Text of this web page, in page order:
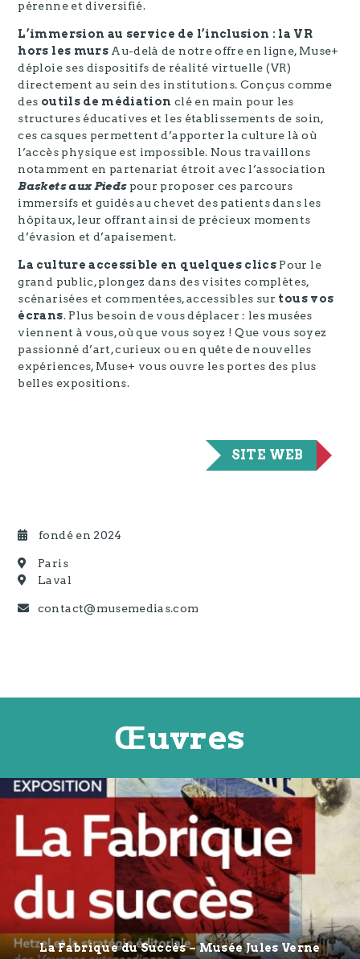
pérenne et diversifié.
L’immersion au service de l’inclusion : la VR
hors les mursAu-delà de notre offre en ligne, Muse+
déploie ses dispositifs de réalité virtuelle (VR)
directement au sein des institutions. Conçus comme
des outils de médiation clé en main pour les
structures éducatives et les établissements de soin,
ces casques permettent d’apporter la culture là où
l’accès physique est impossible. Nous travaillons
notamment en partenariat étroit avec l’association
Baskets aux Piedspour proposer ces parcours
immersifs et guidés au chevet des patients dans les
hôpitaux, leur offrant ainsi de précieux moments
d’évasion et d’apaisement.
La culture accessible en quelques clics Pour le
grand public, plongez dans des visites complètes,
scénarisées et commentées, accessibles sur tous vos
écrans. Plus besoin de vous déplacer : les musées
viennent à vous, où que vous soyez ! Que vous soyez
passionné d’art, curieux ou en quête de nouvelles
expériences, Muse+ vous ouvre les portes des plus
belles expositions.
SITE WEB
fondé en 2024
Paris
Laval
contact@musemedias.com
Œuvres
La Fabrique du Succès – Musée Jules Verne